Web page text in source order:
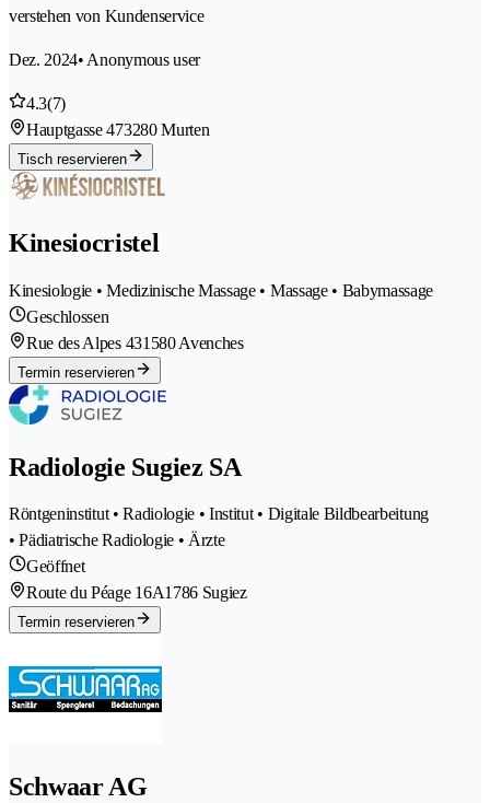
verstehen von Kundenservice
Dez. 2024• Anonymous user
4.3(7)
Hauptgasse 473280 Murten
Tisch reservieren
Kinesiocristel
Kinesiologie • Medizinische Massage • Massage • Babymassage
Geschlossen
Rue des Alpes 431580 Avenches
Termin reservieren
Radiologie Sugiez SA
Röntgeninstitut • Radiologie • Institut • Digitale Bildbearbeitung
• Pädiatrische Radiologie • Ärzte
Geöffnet
Route du Péage 16A1786 Sugiez
Termin reservieren
Schwaar AG